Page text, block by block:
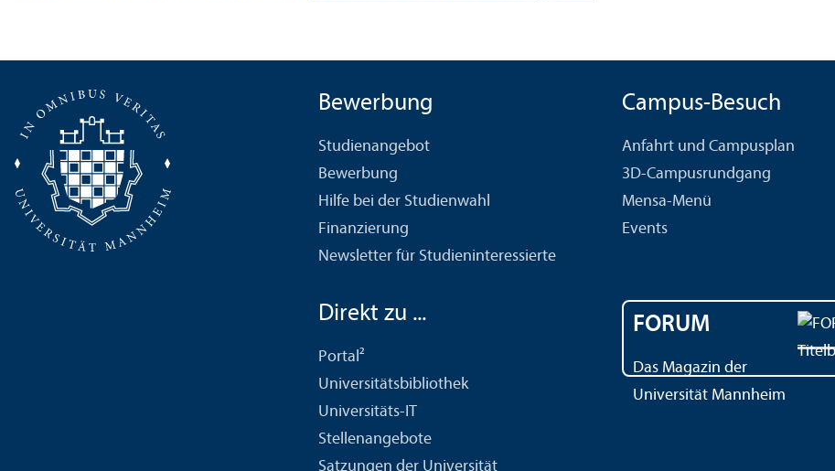
Bewerbung
Studien­angebot
Bewerbung
Hilfe bei der Studien­wahl
Finanzierung
Newsletter für Studien­interessierte
Campus-Besuch
Anfahrt und Campusplan
3D-Campusrundgang
Mensa-Menü
Events
Direkt zu ...
Portal²
Universitäts­bibliothek
Universitäts-IT
Stellenangebote
Satzungen der Universität
FORUM
Das Magazin der
Universität Mannheim